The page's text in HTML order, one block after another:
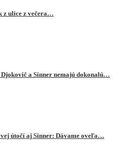
z ulice z večera…
a Sinner nemajú dokonalú…
útočí aj Sinner: Dávame oveľa…